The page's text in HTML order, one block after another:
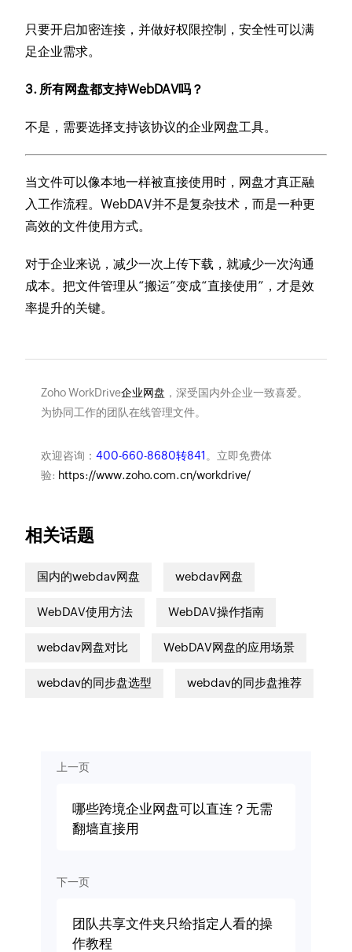
只要开启加密连接，并做好权限控制，安全性可以满
足企业需求。
3. 所有网盘都支持WebDAV吗？
不是，需要选择支持该协议的企业网盘工具。
当文件可以像本地一样被直接使用时，网盘才真正融
入工作流程。WebDAV并不是复杂技术，而是一种更
高效的文件使用方式。
对于企业来说，减少一次上传下载，就减少一次沟通
成本。把文件管理从“搬运”变成“直接使用”，才是效
率提升的关键。
Zoho WorkDrive企业网盘 ，深受国内外企业一致喜爱。
为协同工作的团队在线管理文件。
欢迎咨询： 400-660-8680转841 。立即免费体
验: https://www.zoho.com.cn/workdrive/
相关话题
国内的webdav网盘 webdav网盘
WebDAV使用方法 WebDAV操作指南
webdav网盘对比 WebDAV网盘的应用场景
webdav的同步盘选型 webdav的同步盘推荐
上一页
哪些跨境企业网盘可以直连？无需
翻墙直接用
下一页
团队共享文件夹只给指定人看的操
作教程